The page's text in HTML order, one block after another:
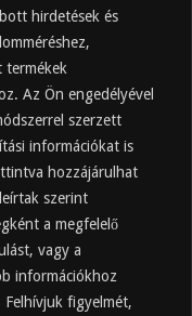
hirdetések és
termékek
Az Ön engedélyével
szerzett
információkat is
hozzájárulhat
szerint
a megfelelő
vagy a
információkhoz
figyelmét,
felhasználási
mennyit, mivel
szervezetre –